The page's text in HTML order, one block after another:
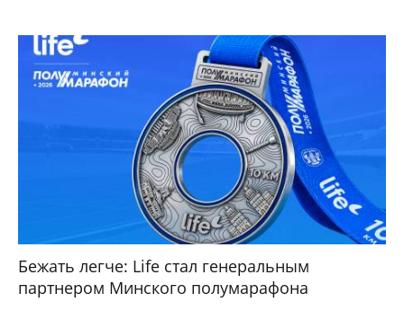
Бежать легче: Life стал генеральным
партнером Минского полумарафона